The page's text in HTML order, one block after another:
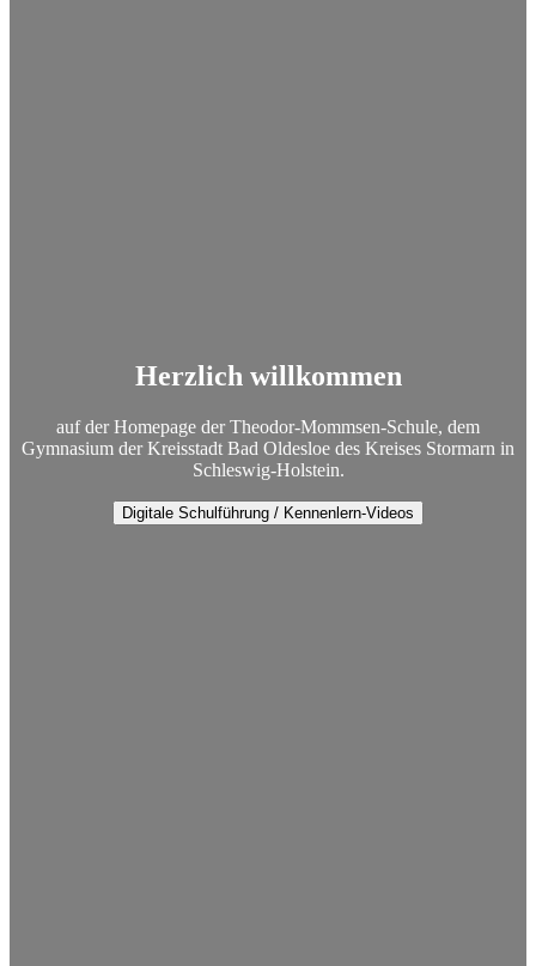
Herzlich willkommen
auf der Homepage der Theodor-Mommsen-Schule, dem
Gymnasium der Kreisstadt Bad Oldesloe des Kreises Stormarn in
Schleswig-Holstein.
Digitale Schulführung / Kennenlern-Videos